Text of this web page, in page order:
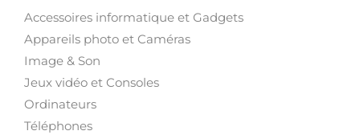
Accessoires informatique et Gadgets
Appareils photo et Caméras
Image & Son
Jeux vidéo et Consoles
Ordinateurs
Téléphones